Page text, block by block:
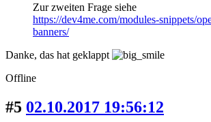
Zur zweiten Frage siehe
https://dev4me.com/modules-snippets/
banners/
Danke, das hat geklappt
Offline
#5 02.10.2017 19:56:12